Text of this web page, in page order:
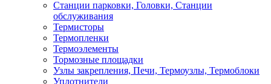
Станции парковки, Головки, Станции
обслуживания
Термисторы
Термопленки
Термоэлементы
Тормозные площадки
Узлы закрепления, Печи, Термоузлы, Термоблоки
Уплотнители